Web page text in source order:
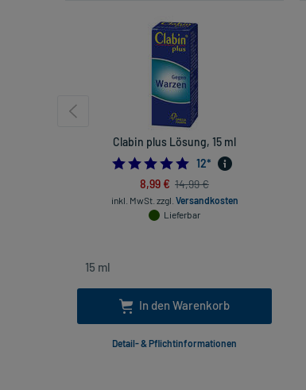
Clabin plus Lösung, 15 ml
4.833333333333333
12*
8,99 € 14,99 €
inkl. MwSt. zzgl. Versandkosten
Lieferbar
In den Warenkorb
Detail- & Pflichtinformationen